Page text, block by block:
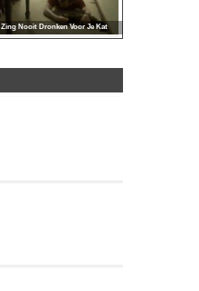
Zing Nooit Dronken Voor Je Kat